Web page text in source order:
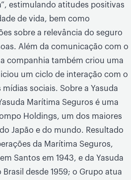
estimulando atitudes positivas
de vida, bem como
sobre a relevância do seguro
Além da comunicação com o
companhia também criou uma
um ciclo de interação com o
sociais. Sobre a Yasuda
Marítima Seguros é uma
Holdings, um dos maiores
Japão e do mundo. Resultado
da Marítima Seguros,
Santos em 1943, e da Yasuda
desde 1959; o Grupo atua